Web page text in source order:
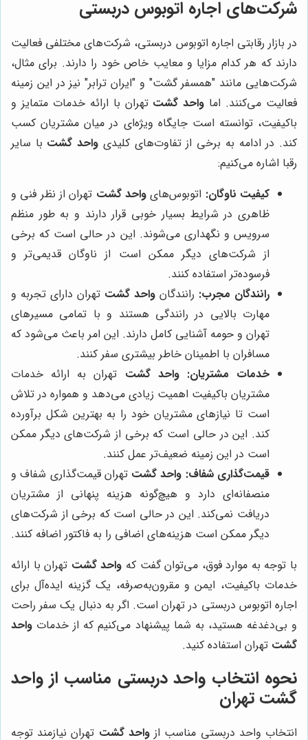
شرکت‌های اجاره اتوبوس دربستی
در بازار رقابتی اجاره اتوبوس دربستی، شرکت‌های مختلفی فعالیت
دارند که هر کدام مزایا و معایب خاص خود را دارند. برای مثال،
شرکت‌هایی مانند "همسفر گشت" و "ایران ترابر" نیز در این زمینه
فعالیت می‌کنند. اما واحد گشت تهران با ارائه خدمات متمایز و
باکیفیت، توانسته است جایگاه ویژه‌ای در میان مشتریان کسب
کند. در ادامه به برخی از تفاوت‌های کلیدی واحد گشت با سایر
رقبا اشاره می‌کنیم:
کیفیت ناوگان: اتوبوس‌های واحد گشت تهران از نظر فنی و
ظاهری در شرایط بسیار خوبی قرار دارند و به طور منظم
سرویس و نگهداری می‌شوند. این در حالی است که برخی
از شرکت‌های دیگر ممکن است از ناوگان قدیمی‌تر و
فرسوده‌تر استفاده کنند.
رانندگان مجرب: رانندگان واحد گشت تهران دارای تجربه و
مهارت بالایی در رانندگی هستند و با تمامی مسیرهای
تهران و حومه آشنایی کامل دارند. این امر باعث می‌شود که
مسافران با اطمینان خاطر بیشتری سفر کنند.
خدمات مشتریان: واحد گشت تهران به ارائه خدمات
مشتریان باکیفیت اهمیت زیادی می‌دهد و همواره در تلاش
است تا نیازهای مشتریان خود را به بهترین شکل برآورده
کند. این در حالی است که برخی از شرکت‌های دیگر ممکن
است در این زمینه ضعیف‌تر عمل کنند.
قیمت‌گذاری شفاف: واحد گشت تهران قیمت‌گذاری شفاف و
منصفانه‌ای دارد و هیچ‌گونه هزینه پنهانی از مشتریان
دریافت نمی‌کند. این در حالی است که برخی از شرکت‌های
دیگر ممکن است هزینه‌های اضافی را به فاکتور اضافه کنند.
با توجه به موارد فوق، می‌توان گفت که واحد گشت تهران با ارائه
خدمات باکیفیت، ایمن و مقرون‌به‌صرفه، یک گزینه ایده‌آل برای
اجاره اتوبوس دربستی در تهران است. اگر به دنبال یک سفر راحت
و بی‌دغدغه هستید، به شما پیشنهاد می‌کنیم که از خدمات واحد
گشت تهران استفاده کنید.
نحوه انتخاب واحد دربستی مناسب از واحد
گشت تهران
انتخاب واحد دربستی مناسب ازواحد گشت تهران نیازمند توجه